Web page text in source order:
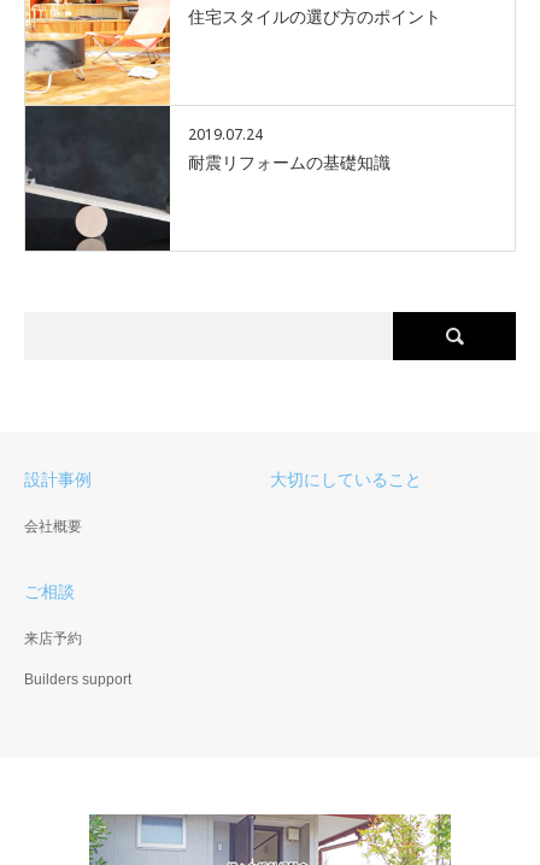
住宅スタイルの選び方のポイント
2019.07.24
耐震リフォームの基礎知識
設計事例
会社概要
大切にしていること
ご相談
来店予約
Builders support